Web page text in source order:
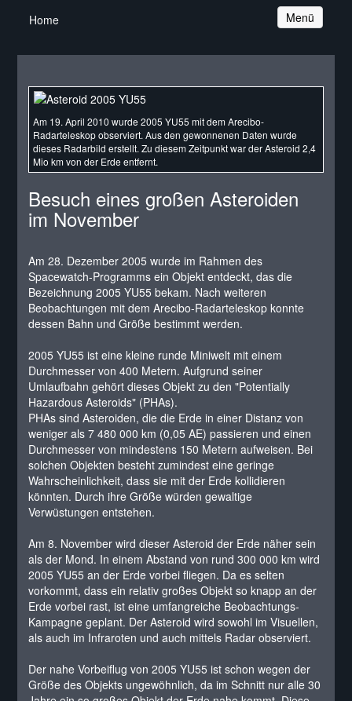
Navigation
Menü
Home
Am 19. April 2010 wurde 2005 YU55 mit dem Arecibo-
Radarteleskop observiert. Aus den gewonnenen Daten wurde
dieses Radarbild erstellt. Zu diesem Zeitpunkt war der Asteroid 2,4
Mio km von der Erde entfernt.
Besuch eines großen Asteroiden
im November
Am 28. Dezember 2005 wurde im Rahmen des
Spacewatch-Programms ein Objekt entdeckt, das die
Bezeichnung 2005 YU55 bekam. Nach weiteren
Beobachtungen mit dem Arecibo-Radarteleskop konnte
dessen Bahn und Größe bestimmt werden.
2005 YU55 ist eine kleine runde Miniwelt mit einem
Durchmesser von 400 Metern. Aufgrund seiner
Umlaufbahn gehört dieses Objekt zu den "Potentially
Hazardous Asteroids" (PHAs).
PHAs sind Asteroiden, die die Erde in einer Distanz von
weniger als 7 480 000 km (0,05 AE) passieren und einen
Durchmesser von mindestens 150 Metern aufweisen. Bei
solchen Objekten besteht zumindest eine geringe
Wahrscheinlichkeit, dass sie mit der Erde kollidieren
könnten. Durch ihre Größe würden gewaltige
Verwüstungen entstehen.
Am 8. November wird dieser Asteroid der Erde näher sein
als der Mond. In einem Abstand von rund 300 000 km wird
2005 YU55 an der Erde vorbei fliegen. Da es selten
vorkommt, dass ein relativ großes Objekt so knapp an der
Erde vorbei rast, ist eine umfangreiche Beobachtungs-
Kampagne geplant. Der Asteroid wird sowohl im Visuellen,
als auch im Infraroten und auch mittels Radar observiert.
Der nahe Vorbeiflug von 2005 YU55 ist schon wegen der
Größe des Objekts ungewöhnlich, da im Schnitt nur alle 30